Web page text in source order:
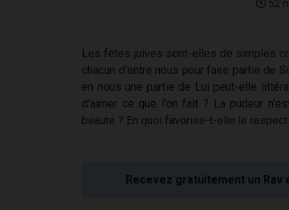
52
Les fêtes juives sont-elles de simples
chacun d'entre nous pour faire partie de
en nous une partie de Lui peut-elle
d'aimer ce que l'on fait ? La pudeur
beauté ? En quoi favorise-t-elle le respect
Recevez gratuitement un